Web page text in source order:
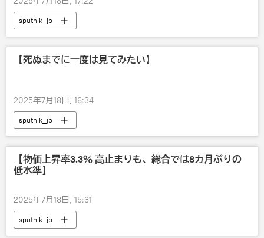
sputnik_jp
【死ぬまでに一度は見てみたい】
2025年7月18日, 16:34
sputnik_jp
【物価上昇率3.3％ 高止まりも、総合では8カ月ぶりの
低水準】
2025年7月18日, 15:31
sputnik_jp